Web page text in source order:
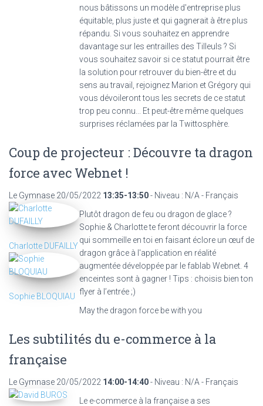
nous bâtissons un modèle d'entreprise plus
équitable, plus juste et qui gagnerait à être plus
répandu. Si vous souhaitez en apprendre
davantage sur les entrailles des Tilleuls ? Si
vous souhaitez savoir si ce statut pourrait être
la solution pour retrouver du bien-être et du
sens au travail, rejoignez Marion et Grégory qui
vous dévoileront tous les secrets de ce statut
trop peu connu... Et peut-être même quelques
surprises réclamées par la Twittosphère.
Coup de projecteur : Découvre ta dragon
force avec Webnet !
Le Gymnase 20/05/2022 13:35-13:50- Niveau : N/A - Français
Plutôt dragon de feu ou dragon de glace ?
Sophie & Charlotte te feront découvrir la force
qui sommeille en toi en faisant éclore un œuf de
dragon grâce à l'application en réalité
augmentée développée par le fablab Webnet. 4
enceintes sont à gagner ! Tips : choisis bien ton
flyer à l’entrée ;)
May the dragon force be with you
Charlotte DUFAILLY
Sophie BLOQUIAU
Les subtilités du e-commerce à la
française
Le Gymnase 20/05/2022 14:00-14:40- Niveau : N/A - Français
Le e-commerce à la française a ses